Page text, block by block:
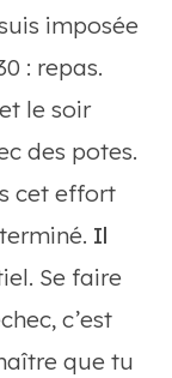
imposée
: repas.
le soir
des potes.
cet effort
Il
Se faire
c’est
que tu